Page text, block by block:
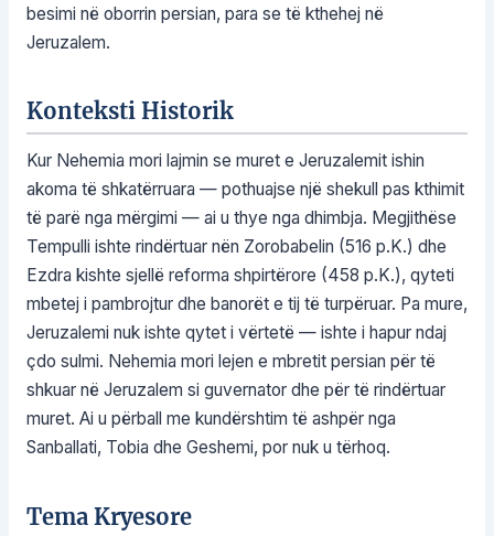
besimi në oborrin persian, para se të kthehej në
Jeruzalem.
Konteksti Historik
Kur Nehemia mori lajmin se muret e Jeruzalemit ishin
akoma të shkatërruara — pothuajse një shekull pas kthimit
të parë nga mërgimi — ai u thye nga dhimbja. Megjithëse
Tempulli ishte rindërtuar nën Zorobabelin (516 p.K.) dhe
Ezdra kishte sjellë reforma shpirtërore (458 p.K.), qyteti
mbetej i pambrojtur dhe banorët e tij të turpëruar. Pa mure,
Jeruzalemi nuk ishte qytet i vërtetë — ishte i hapur ndaj
çdo sulmi. Nehemia mori lejen e mbretit persian për të
shkuar në Jeruzalem si guvernator dhe për të rindërtuar
muret. Ai u përball me kundërshtim të ashpër nga
Sanballati, Tobia dhe Geshemi, por nuk u tërhoq.
Tema Kryesore